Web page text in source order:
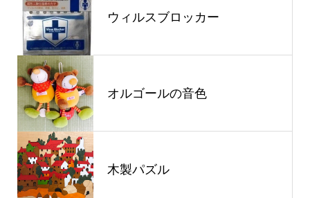
ウィルスブロッカー
オルゴールの音色
木製パズル